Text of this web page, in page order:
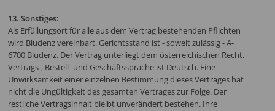
13. Sonstiges:
Als Erfüllungsort für alle aus dem Vertrag bestehenden Pflichten
wird Bludenz vereinbart. Gerichtsstand ist - soweit zulässig - A-
6700 Bludenz. Der Vertrag unterliegt dem österreichischen Recht.
Vertrags-, Bestell- und Geschäftssprache ist Deutsch. Eine
Unwirksamkeit einer einzelnen Bestimmung dieses Vertrages hat
nicht die Ungültigkeit des gesamten Vertrages zur Folge. Der
restliche Vertragsinhalt bleibt unverändert bestehen. Ihre